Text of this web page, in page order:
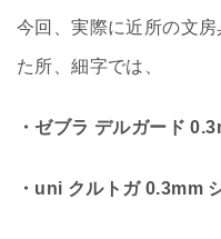
今回、実際に近所の文
た所、細字では、
・ゼブラ デルガード
・uni クルトガ 0.3mm